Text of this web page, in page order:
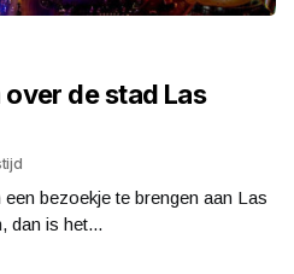
de stad Las
bezoekje te brengen aan Las
dan is het...